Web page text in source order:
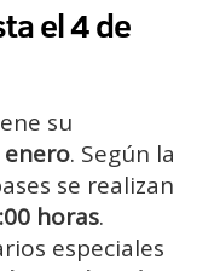
el 4 de
su
enero. Según la
se realizan
horas.
especiales